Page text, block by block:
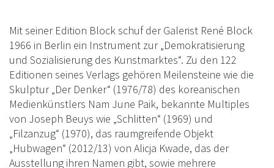
Mit seiner Edition Block schuf der Galerist René Block
1966 in Berlin ein Instrument zur „Demokratisierung
und Sozialisierung des Kunstmarktes“. Zu den 122
Editionen seines Verlags gehören Meilensteine wie die
Skulptur „Der Denker“ (1976/78) des koreanischen
Medienkünstlers Nam June Paik, bekannte Multiples
von Joseph Beuys wie „Schlitten“ (1969) und
„Filzanzug“ (1970), das raumgreifende Objekt
„Hubwagen“ (2012/13) von Alicja Kwade, das der
Ausstellung ihren Namen gibt, sowie mehrere